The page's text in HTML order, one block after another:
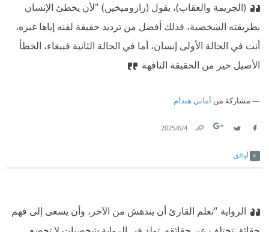
(الجريمة والعقاب)، يقول (رازوميخين) "لأن يخطئ الإنسان
بطريقته الشخصية، فذلك أفضل من ترديد حقيقة لقنه إياها غيره،
أنت في الحالة الأولى إنسان، أما في الحالة الثانية فببغاء، الخطأ
الأصيل خير من الحقيقة التافهة
مشاركة من أماني هندام
4‏/6‏/2025
أوافق
الرواية "تعلم القارئ أن يندهش من الآخر، وأن يسعى إلى فهم